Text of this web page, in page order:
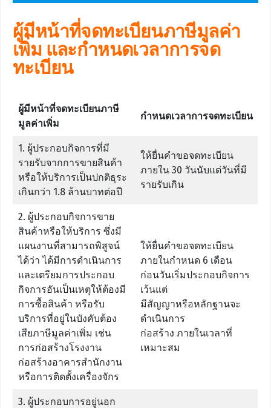
ผู้มีหน้าที่จดทะเบียนภาษีมูลค่า
เพิ่ม และกำหนดเวลาการจด
ทะเบียน
ผู้มีหน้าที่จดทะเบียนภาษี
มูลค่าเพิ่ม
กำหนดเวลาการจดทะเบียน
1. ผู้ประกอบกิจการที่มี
รายรับจากการขายสินค้า
หรือให้บริการเป็นปกติธุระ
เกินกว่า 1.8 ล้านบาทต่อปี
ให้ยื่นคำขอจดทะเบียน
ภายใน 30 วันนับแต่วันที่มี
รายรับเกิน
2. ผู้ประกอบกิจการขาย
สินค้าหรือให้บริการ ซึ่งมี
แผนงานที่สามารถพิสูจน์
ได้ว่า ได้มีการดำเนินการ
และเตรียมการประกอบ
กิจการอันเป็นเหตุให้ต้องมี
การซื้อสินค้า หรือรับ
บริการที่อยู่ในบังคับต้อง
เสียภาษีมูลค่าเพิ่ม เช่น
การก่อสร้างโรงงาน
ก่อสร้างอาคารสำนักงาน
หรือการติดตั้งเครื่องจักร
ให้ยื่นคำขอจดทะเบียน
ภายในกำหนด 6 เดือน
ก่อนวันเริ่มประกอบกิจการ
เว้นแต่
มีสัญญาหรือหลักฐานจะ
ดำเนินการ
ก่อสร้าง ภายในเวลาที่
เหมาะสม
3. ผู้ประกอบการอยู่นอก